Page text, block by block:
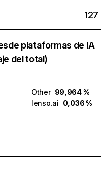
127
plataformas de IA
del total)
Other 99,964 %
lenso.ai 0,036 %